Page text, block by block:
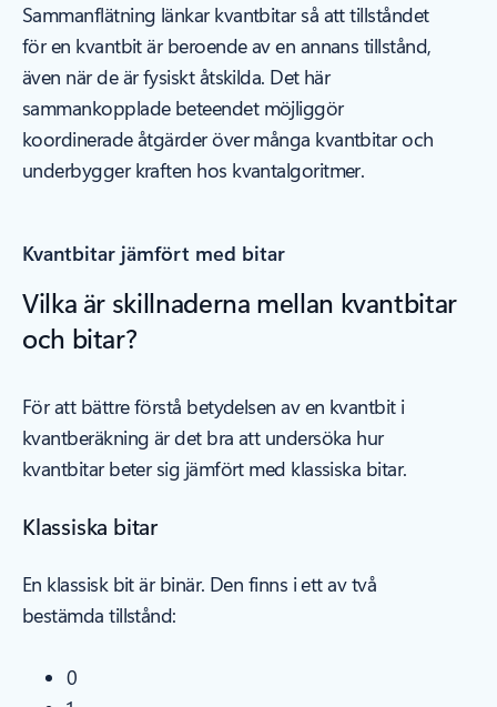
Sammanflätning länkar kvantbitar så att tillståndet
för en kvantbit är beroende av en annans tillstånd,
även när de är fysiskt åtskilda. Det här
sammankopplade beteendet möjliggör
koordinerade åtgärder över många kvantbitar och
underbygger kraften hos kvantalgoritmer.
Kvantbitar jämfört med bitar
Vilka är skillnaderna mellan kvantbitar
och bitar?
För att bättre förstå betydelsen av en kvantbit i
kvantberäkning är det bra att undersöka hur
kvantbitar beter sig jämfört med klassiska bitar.
Klassiska bitar
En klassisk bit är binär. Den finns i ett av två
bestämda tillstånd:
0